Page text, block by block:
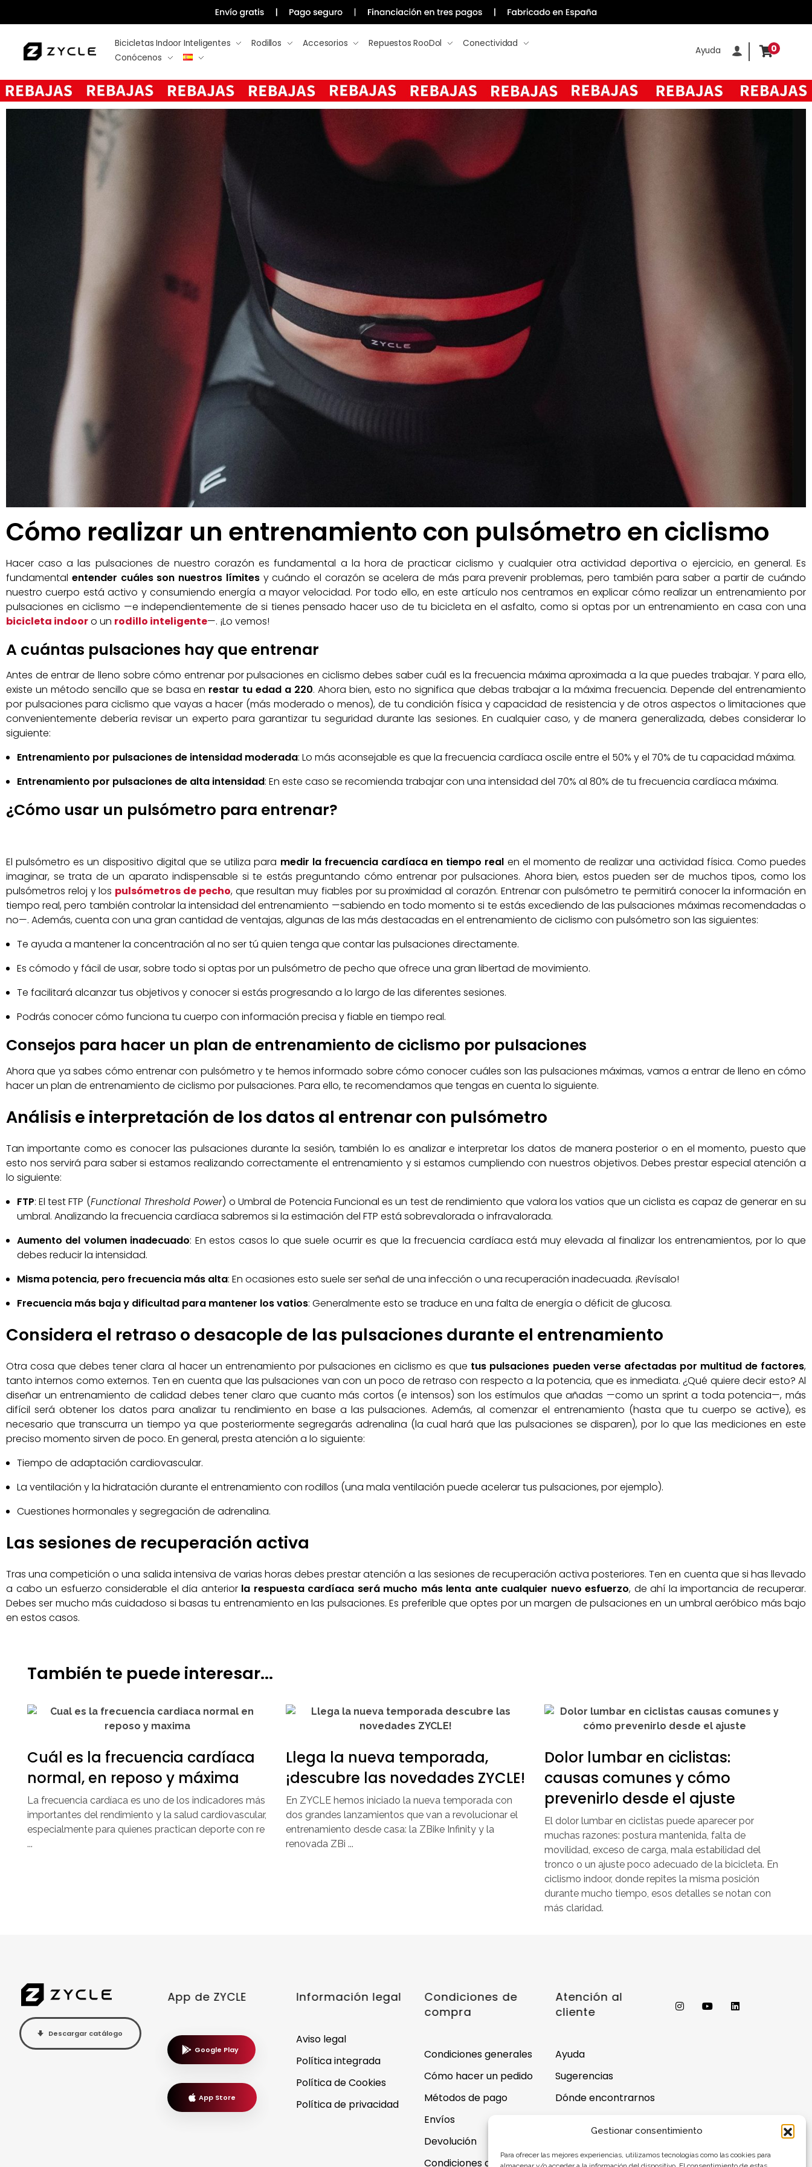
Gestionar consentimiento
Para ofrecer las mejores experiencias, utilizamos tecnologías como las cookies para
Bicicletas Indoor Inteligentes Rodillos Accesorios Repuestos RooDol
Conectividad
Conócenos
Ayuda 0
Cómo realizar un entrenamiento con pulsómetro en ciclismo
Hacer caso a las pulsaciones de nuestro corazón es fundamental a la hora de practicar ciclismo y cualquier otra actividad deportiva o ejercicio, en general. Es
fundamental entender cuáles son nuestros límites y cuándo el corazón se acelera de más para prevenir problemas, pero también para saber a partir de cuándo
nuestro cuerpo está activo y consumiendo energía a mayor velocidad. Por todo ello, en este artículo nos centramos en explicar cómo realizar un entrenamiento por
pulsaciones en ciclismo —e independientemente de si tienes pensado hacer uso de tu bicicleta en el asfalto, como si optas por un entrenamiento en casa con una
bicicleta indooro un rodillo inteligente—. ¡Lo vemos!
A cuántas pulsaciones hay que entrenar
Antes de entrar de lleno sobre cómo entrenar por pulsaciones en ciclismo debes saber cuál es la frecuencia máxima aproximada a la que puedes trabajar. Y para ello,
existe un método sencillo que se basa en restar tu edad a 220. Ahora bien, esto no significa que debas trabajar a la máxima frecuencia. Depende del entrenamiento
por pulsaciones para ciclismo que vayas a hacer (más moderado o menos), de tu condición física y capacidad de resistencia y de otros aspectos o limitaciones que
convenientemente debería revisar un experto para garantizar tu seguridad durante las sesiones. En cualquier caso, y de manera generalizada, debes considerar lo
siguiente:
Entrenamiento por pulsaciones de intensidad moderada: Lo más aconsejable es que la frecuencia cardíaca oscile entre el 50% y el 70% de tu capacidad máxima.
Entrenamiento por pulsaciones de alta intensidad: En este caso se recomienda trabajar con una intensidad del 70% al 80% de tu frecuencia cardíaca máxima.
¿Cómo usar un pulsómetro para entrenar?
El pulsómetro es un dispositivo digital que se utiliza para medir la frecuencia cardíaca en tiempo real en el momento de realizar una actividad física. Como puedes
imaginar, se trata de un aparato indispensable si te estás preguntando cómo entrenar por pulsaciones. Ahora bien, estos pueden ser de muchos tipos, como los
pulsómetros reloj y los pulsómetros de pecho, que resultan muy fiables por su proximidad al corazón. Entrenar con pulsómetro te permitirá conocer la información en
tiempo real, pero también controlar la intensidad del entrenamiento —sabiendo en todo momento si te estás excediendo de las pulsaciones máximas recomendadas o
no—. Además, cuenta con una gran cantidad de ventajas, algunas de las más destacadas en el entrenamiento de ciclismo con pulsómetro son las siguientes:
Te ayuda a mantener la concentración al no ser tú quien tenga que contar las pulsaciones directamente.
Es cómodo y fácil de usar, sobre todo si optas por un pulsómetro de pecho que ofrece una gran libertad de movimiento.
Te facilitará alcanzar tus objetivos y conocer si estás progresando a lo largo de las diferentes sesiones.
Podrás conocer cómo funciona tu cuerpo con información precisa y fiable en tiempo real.
Consejos para hacer un plan de entrenamiento de ciclismo por pulsaciones
Ahora que ya sabes cómo entrenar con pulsómetro y te hemos informado sobre cómo conocer cuáles son las pulsaciones máximas, vamos a entrar de lleno en cómo
hacer un plan de entrenamiento de ciclismo por pulsaciones. Para ello, te recomendamos que tengas en cuenta lo siguiente.
Análisis e interpretación de los datos al entrenar con pulsómetro
Tan importante como es conocer las pulsaciones durante la sesión, también lo es analizar e interpretar los datos de manera posterior o en el momento, puesto que
esto nos servirá para saber si estamos realizando correctamente el entrenamiento y si estamos cumpliendo con nuestros objetivos. Debes prestar especial atención a
lo siguiente:
FTP: El test FTP (Functional Threshold Power) o Umbral de Potencia Funcional es un test de rendimiento que valora los vatios que un ciclista es capaz de generar en su
umbral. Analizando la frecuencia cardíaca sabremos si la estimación del FTP está sobrevalorada o infravalorada.
Aumento del volumen inadecuado: En estos casos lo que suele ocurrir es que la frecuencia cardíaca está muy elevada al finalizar los entrenamientos, por lo que
debes reducir la intensidad.
Misma potencia, pero frecuencia más alta: En ocasiones esto suele ser señal de una infección o una recuperación inadecuada. ¡Revísalo!
Frecuencia más baja y dificultad para mantener los vatios: Generalmente esto se traduce en una falta de energía o déficit de glucosa.
Considera el retraso o desacople de las pulsaciones durante el entrenamiento
Otra cosa que debes tener clara al hacer un entrenamiento por pulsaciones en ciclismo es que tus pulsaciones pueden verse afectadas por multitud de factores,
tanto internos como externos. Ten en cuenta que las pulsaciones van con un poco de retraso con respecto a la potencia, que es inmediata. ¿Qué quiere decir esto? Al
diseñar un entrenamiento de calidad debes tener claro que cuanto más cortos (e intensos) son los estímulos que añadas —como un sprint a toda potencia—, más
difícil será obtener los datos para analizar tu rendimiento en base a las pulsaciones. Además, al comenzar el entrenamiento (hasta que tu cuerpo se active), es
necesario que transcurra un tiempo ya que posteriormente segregarás adrenalina (la cual hará que las pulsaciones se disparen), por lo que las mediciones en este
preciso momento sirven de poco. En general, presta atención a lo siguiente:
Tiempo de adaptación cardiovascular.
La ventilación y la hidratación durante el entrenamiento con rodillos (una mala ventilación puede acelerar tus pulsaciones, por ejemplo).
Cuestiones hormonales y segregación de adrenalina.
Las sesiones de recuperación activa
Tras una competición o una salida intensiva de varias horas debes prestar atención a las sesiones de recuperación activa posteriores. Ten en cuenta que si has llevado
a cabo un esfuerzo considerable el día anterior la respuesta cardíaca será mucho más lenta ante cualquier nuevo esfuerzo, de ahí la importancia de recuperar.
Debes ser mucho más cuidadoso si basas tu entrenamiento en las pulsaciones. Es preferible que optes por un margen de pulsaciones en un umbral aeróbico más bajo
en estos casos.
También te puede interesar...
Cuál es la frecuencia cardíaca
normal, en reposo y máxima
La frecuencia cardíaca es uno de los indicadores más
importantes del rendimiento y la salud cardiovascular,
especialmente para quienes practican deporte con re
...
Llega la nueva temporada,
¡descubre las novedades ZYCLE!
En ZYCLE hemos iniciado la nueva temporada con
dos grandes lanzamientos que van a revolucionar el
entrenamiento desde casa: la ZBike Infinity y la
renovada ZBi ...
Dolor lumbar en ciclistas:
causas comunes y cómo
prevenirlo desde el ajuste
El dolor lumbar en ciclistas puede aparecer por
muchas razones: postura mantenida, falta de
movilidad, exceso de carga, mala estabilidad del
tronco o un ajuste poco adecuado de la bicicleta. En
ciclismo indoor, donde repites la misma posición
durante mucho tiempo, esos detalles se notan con
más claridad.
Descargar catálogo
App de ZYCLE
Google Play
App Store
Información legal
Aviso legal
Política integrada
Política de Cookies
Política de privacidad
Condiciones de
compra
Condiciones generales
Cómo hacer un pedido
Métodos de pago
Envíos
Devolución
Condiciones de
Atención al
cliente
Ayuda
Sugerencias
Dónde encontrarnos
frecuentes
Saldo de la tarjeta